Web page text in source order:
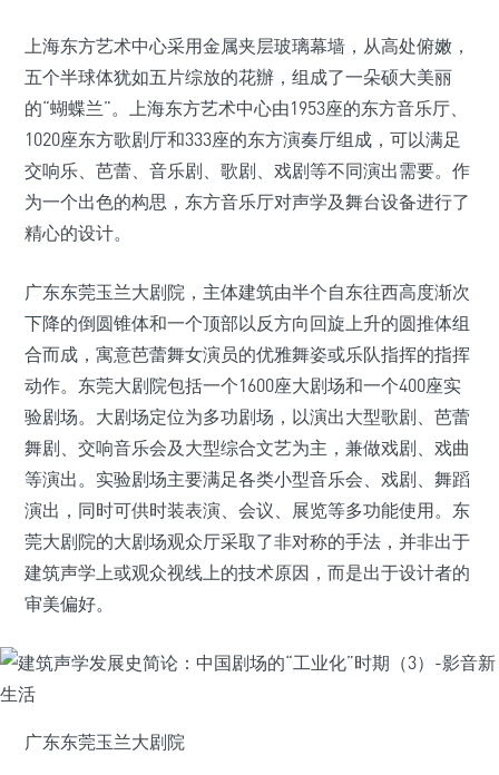
上海东方艺术中心采用金属夹层玻璃幕墙，从高处俯嫩，
五个半球体犹如五片综放的花辦，组成了一朵硕大美丽
的“蝴蝶兰”。上海东方艺术中心由1953座的东方音乐厅、
1020座东方歌剧厅和333座的东方演奏厅组成，可以满足
交响乐、芭蕾、音乐剧、歌剧、戏剧等不同演出需要。作
为一个出色的构思，东方音乐厅对声学及舞台设备进行了
精心的设计。
广东东莞玉兰大剧院，主体建筑由半个自东往西高度渐次
下降的倒圆锥体和一个顶部以反方向回旋上升的圆推体组
合而成，寓意芭蕾舞女演员的优雅舞姿或乐队指挥的指挥
动作。东莞大剧院包括一个1600座大剧场和一个400座实
验剧场。大剧场定位为多功剧场，以演出大型歌剧、芭蕾
舞剧、交响音乐会及大型综合文艺为主，兼做戏剧、戏曲
等演出。实验剧场主要满足各类小型音乐会、戏剧、舞蹈
演出，同时可供时装表演、会议、展览等多功能使用。东
莞大剧院的大剧场观众厅采取了非对称的手法，并非出于
建筑声学上或观众视线上的技术原因，而是出于设计者的
审美偏好。
广东东莞玉兰大剧院